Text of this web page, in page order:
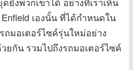
เองนั้น ที่ได้กำหนดใน
มอเตอร์ไซค์รุ่นใหม่อย่าง
ยกัน รวมไปถึงรถมอเตอร์ไซค์